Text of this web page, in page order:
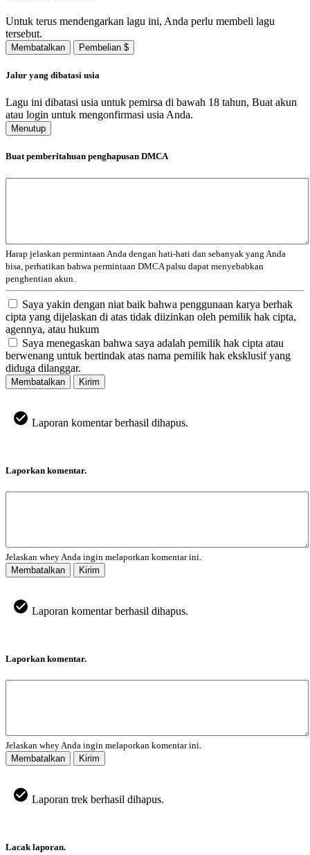
Untuk terus mendengarkan lagu ini, Anda perlu membeli lagu
tersebut.
Membatalkan Pembelian $
Jalur yang dibatasi usia
Lagu ini dibatasi usia untuk pemirsa di bawah 18 tahun, Buat akun
atau login untuk mengonfirmasi usia Anda.
Menutup
Buat pemberitahuan penghapusan DMCA
Harap jelaskan permintaan Anda dengan hati-hati dan sebanyak yang Anda
bisa, perhatikan bahwa permintaan DMCA palsu dapat menyebabkan
penghentian akun.
Saya yakin dengan niat baik bahwa penggunaan karya berhak
cipta yang dijelaskan di atas tidak diizinkan oleh pemilik hak cipta,
agennya, atau hukum
Saya menegaskan bahwa saya adalah pemilik hak cipta atau
berwenang untuk bertindak atas nama pemilik hak eksklusif yang
diduga dilanggar.
Membatalkan Kirim
Laporan komentar berhasil dihapus.
Laporkan komentar.
Jelaskan whey Anda ingin melaporkan komentar ini.
Membatalkan
Kirim
Laporan komentar berhasil dihapus.
Laporkan komentar.
Jelaskan whey Anda ingin melaporkan komentar ini.
Membatalkan
Kirim
Laporan trek berhasil dihapus.
Lacak laporan.